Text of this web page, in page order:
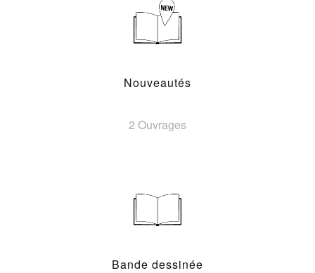
Nouveautés
2 Ouvrages
Bande dessinée